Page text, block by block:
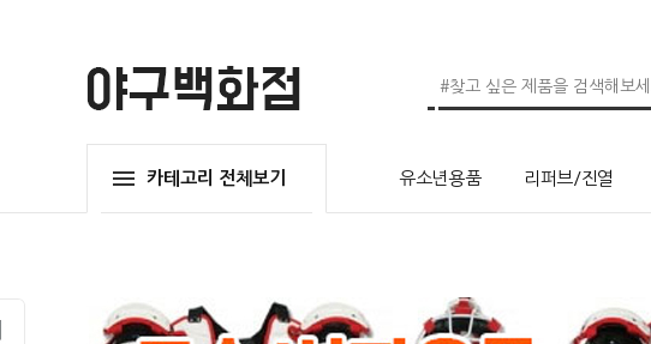
카테고리 전체보기 유소년용품 리퍼브/진열